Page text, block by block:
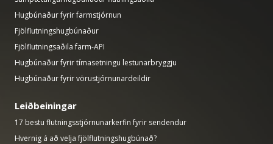
Hugbúnaður fyrir farmstjórnun
Fjölflutningshugbúnaður
Fjölflutningsaðila farm-API
Hugbúnaður fyrir tímasetningu lestunarbryggju
Hugbúnaður fyrir vörustjórnunardeildir
Leiðbeiningar
17 bestu flutningsstjórnunarkerfin fyrir sendendur
Hvernig á að velja fjölflutningshugbúnað?